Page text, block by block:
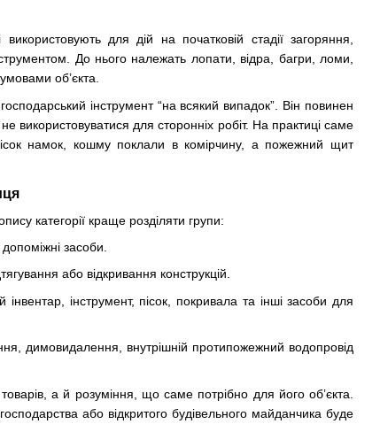
для дій на початковій стадії загоряння,
До нього належать лопати, відра, багри, ломи,
об’єкта.
інструмент “на всякий випадок”. Він повинен
використовуватися для сторонніх робіт. На практиці саме
намок, кошму поклали в комірчину, а пожежний щит
категорії краще розділяти групи:
засоби.
або відкривання конструкцій.
інструмент, пісок, покривала та інші засоби для
димовидалення, внутрішній протипожежний водопровід
а й розуміння, що саме потрібно для його об’єкта.
або відкритого будівельного майданчика буде